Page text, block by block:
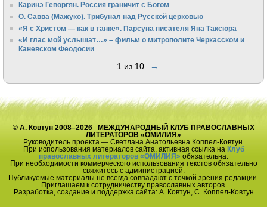
Каринэ Геворгян. Россия граничит с Богом
О. Савва (Мажуко). Трибунал над Русской церковью
«Я с Христом — как в танке». Парсуна писателя Яна Таксюра
«И глас мой услышат…» – фильм о митрополите Черкасском и
Каневском Феодосии
1 из 10 →
© А. Ковтун 2008–2026 МЕЖДУНАРОДНЫЙ КЛУБ ПРАВОСЛАВНЫХ
ЛИТЕРАТОРОВ «ОМИЛИЯ»
Руководитель проекта — Светлана Анатольевна Коппел-Ковтун.
При использования материалов сайта, активная ссылка на Клуб
православных литераторов «ОМИЛИЯ» обязательна.
При необходимости коммерческого использования текстов обязательно
свяжитесь с администрацией.
Публикуемые материалы не всегда совпадают с точкой зрения редакции.
Приглашаем к сотрудничеству православных авторов.
Разработка, создание и поддержка сайта: А. Ковтун, С. Коппел-Ковтун